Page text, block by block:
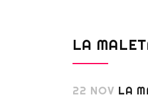
LA
22 NOV LA